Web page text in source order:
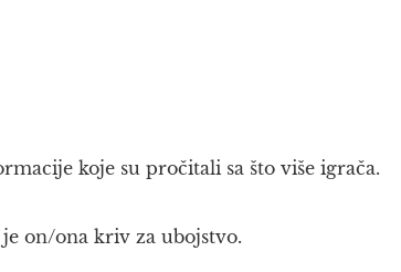
koje su pročitali sa što više igrača.
on/ona kriv za ubojstvo.